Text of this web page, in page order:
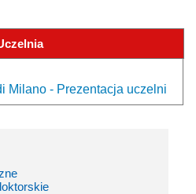
Milano - Prezentacja uczelni